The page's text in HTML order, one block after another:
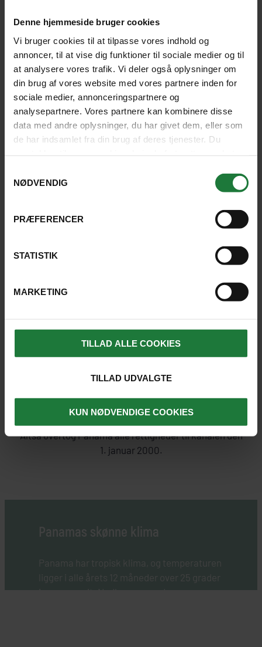
Denne hjemmeside bruger cookies
Vi bruger cookies til at tilpasse vores indhold og
annoncer, til at vise dig funktioner til sociale medier og til
at analysere vores trafik. Vi deler også oplysninger om
din brug af vores website med vores partnere inden for
sociale medier, annonceringspartnere og
analysepartnere. Vores partnere kan kombinere disse
data med andre oplysninger, du har givet dem, eller som
de har indsamlet fra din brug af deres tjenester. Du
NØDVENDIG
PRÆFERENCER
STATISTIK
MARKETING
TILLAD ALLE COOKIES
TILLAD UDVALGTE
KUN NØDVENDIGE COOKIES
Tlf.4526 0000
Mandag - fredag 10 - 15
USA
suverænitet over et bælte på begge sider af kanalen,
gennem tiden været genstand for mange stridigheder
mellem de to lande, og også ført til deciderede
uroligheder.
Altså overtog Panama alle rettigheder til kanalen den
1. januar 2000.
Panamas skønne klima
Panama har tropisk klima, og temperaturen
ligger i alle årets 12 måneder over 25 grader
i gennemsnit. Nedbørsmængden er